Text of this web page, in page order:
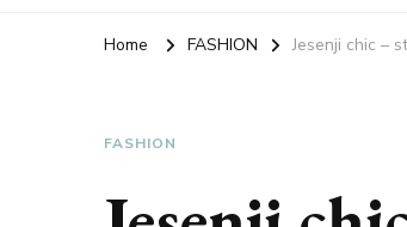
Home FASHION Jesenji chic –
FASHION